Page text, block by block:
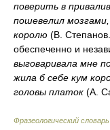
поверить в
пошевелил
королю (В.
обеспеченно и
выговаривала мне
жила б себе кум
головы платок (А.
Фразеологический